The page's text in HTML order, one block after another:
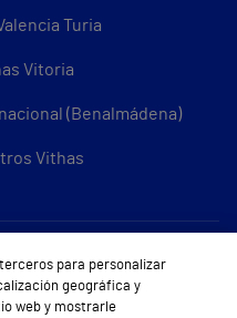
Turia
Vitoria
(Benalmádena)
Vithas
para personalizar
geográfica y
web y mostrarle